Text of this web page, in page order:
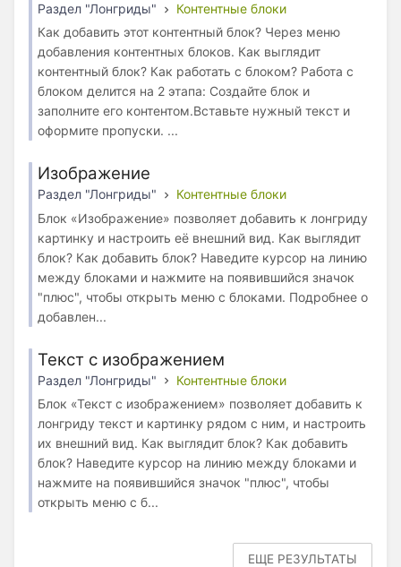
Раздел "Лонгриды"
Контентные блоки
Как добавить этот контентный блок? Через меню
добавления контентных блоков. Как выглядит
контентный блок? Как работать с блоком? Работа с
блоком делится на 2 этапа: Создайте блок и
заполните его контентом.Вставьте нужный текст и
оформите пропуски. ...
Изображение
Раздел "Лонгриды"
Контентные блоки
Блок «Изображение» позволяет добавить к лонгриду
картинку и настроить её внешний вид. Как выглядит
блок? Как добавить блок? Наведите курсор на линию
между блоками и нажмите на появившийся значок
"плюс", чтобы открыть меню с блоками. Подробнее о
добавлен...
Текст с изображением
Раздел "Лонгриды"
Контентные блоки
Блок «Текст с изображением» позволяет добавить к
лонгриду текст и картинку рядом с ним, и настроить
их внешний вид. Как выглядит блок? Как добавить
блок? Наведите курсор на линию между блоками и
нажмите на появившийся значок "плюс", чтобы
открыть меню с б...
ЕЩЕ РЕЗУЛЬТАТЫ